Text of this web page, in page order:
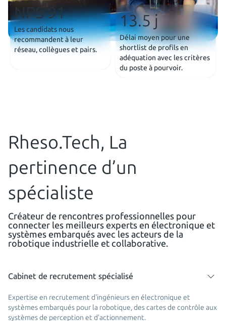
NPS 91
Les candidats nous
recommandent à leur
réseau, collègues et pairs.
13.5 j
Délai moyen pour une
shortlist de profils en
adéquation avec les critères
du poste à pourvoir.
Rheso.Tech, La
pertinence d’un
spécialiste
Créateur de rencontres professionnelles pour
connecter les meilleurs experts en électronique et
systèmes embarqués avec les acteurs de la
robotique industrielle et collaborative.
Cabinet de recrutement spécialisé
Expertise en recrutement d'ingénieurs en électronique et
systèmes embarqués pour la robotique, des cartes de contrôle aux
systèmes de perception et d'actionnement.